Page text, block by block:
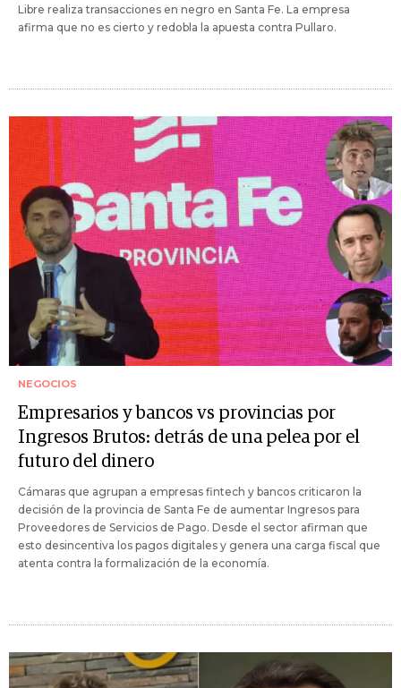
Libre realiza transacciones en negro en Santa Fe. La empresa
afirma que no es cierto y redobla la apuesta contra Pullaro.
NEGOCIOS
Empresarios y bancos vs provincias por
Ingresos Brutos: detrás de una pelea por el
futuro del dinero
Cámaras que agrupan a empresas fintech y bancos criticaron la
decisión de la provincia de Santa Fe de aumentar Ingresos para
Proveedores de Servicios de Pago. Desde el sector afirman que
esto desincentiva los pagos digitales y genera una carga fiscal que
atenta contra la formalización de la economía.